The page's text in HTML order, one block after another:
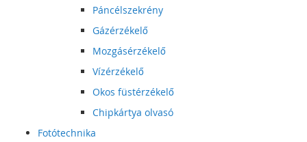
Páncélszekrény
Gázérzékelő
Mozgásérzékelő
Vízérzékelő
Okos füstérzékelő
Chipkártya olvasó
Fotótechnika